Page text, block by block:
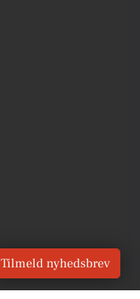
Tilmeld nyhedsbrev